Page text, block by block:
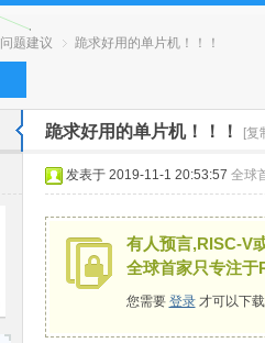
问题建议
›
跪求好用的单片机！！！
跪求好用的单片机！！！ [复
发表于 2019-11-1 20:53:57 全球
有人预言,RISC-V
全球首家只专注于
您需要 登录才可以下载